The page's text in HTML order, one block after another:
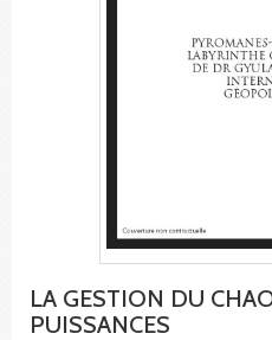
LA GESTION DU
PUISSANCES